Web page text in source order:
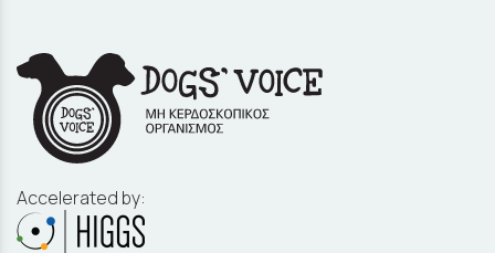
Accelerated by: